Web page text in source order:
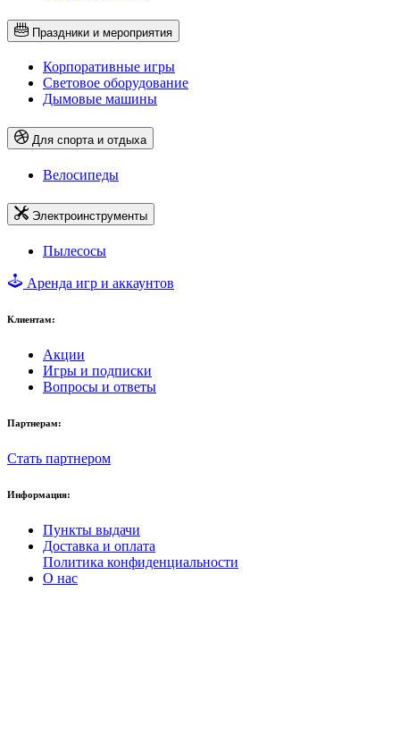
Праздники и мероприятия
Корпоративные игры
Световое оборудование
Дымовые машины
Для спорта и отдыха
Велосипеды
Электроинструменты
Пылесосы
Аренда игр и аккаунтов
Клиентам:
Акции
Игры и подписки
Вопросы и ответы
Партнерам:
Стать партнером
Информация:
Пункты выдачи
Доставка и оплата
Политика конфиденциальности
О нас